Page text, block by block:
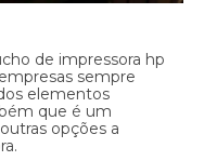
de impressora hp
sempre
elementos
que é um
opções a